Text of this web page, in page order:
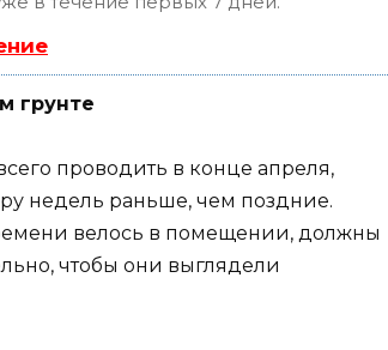
грунте
проводить в конце апреля,
недель раньше, чем поздние.
велось в помещении, должны
чтобы они выглядели